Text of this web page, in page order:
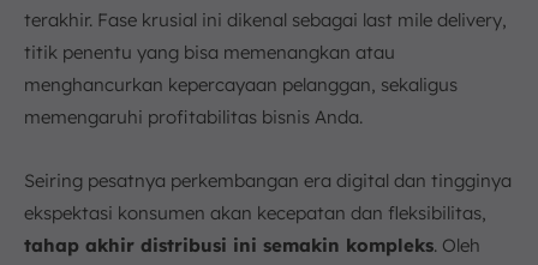
terakhir. Fase krusial ini dikenal sebagai last mile delivery,
titik penentu yang bisa memenangkan atau
menghancurkan kepercayaan pelanggan, sekaligus
memengaruhi profitabilitas bisnis Anda.
Seiring pesatnya perkembangan era digital dan tingginya
ekspektasi konsumen akan kecepatan dan fleksibilitas,
tahap akhir distribusi ini semakin kompleks. Oleh